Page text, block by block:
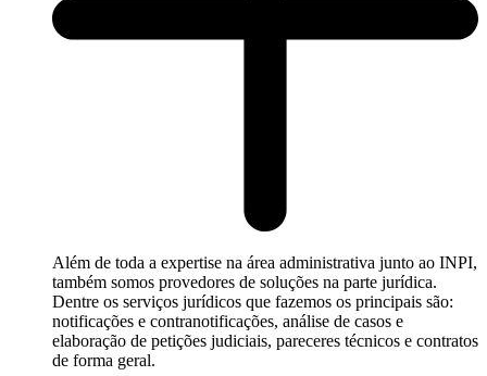
Além de toda a expertise na área administrativa junto ao INPI,
também somos provedores de soluções na parte jurídica.
Dentre os serviços jurídicos que fazemos os principais são:
notificações e contranotificações, análise de casos e
elaboração de petições judiciais, pareceres técnicos e contratos
de forma geral.